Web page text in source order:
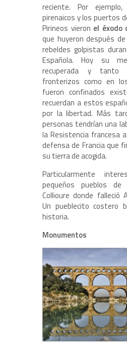
reciente. Por
pirenaicos y los puertos
Pirineos vieron el éxodo
que huyeron después
rebeldes golpistas
Española. Hoy su
recuperada y
fronterizos como en
fueron confinados
recuerdan a estos
por la libertad. Más
personas tendrían una
la Resistencia francesa
defensa de Francia que
su tierra de acogida.
Particularmente
pequeños pueblos
Collioure donde falleció
Un pueblecito costero
historia.
Monumentos